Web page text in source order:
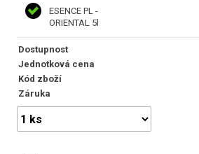
ESENCE PL -
ORIENTAL 5l
Dostupnost
Jednotková cena
Kód zboží
Záruka